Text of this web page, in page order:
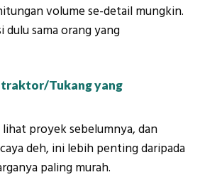
volume se-detail mungkin.
dulu sama orang yang
Tukang yang
proyek sebelumnya, dan
deh, ini lebih penting daripada
paling murah.